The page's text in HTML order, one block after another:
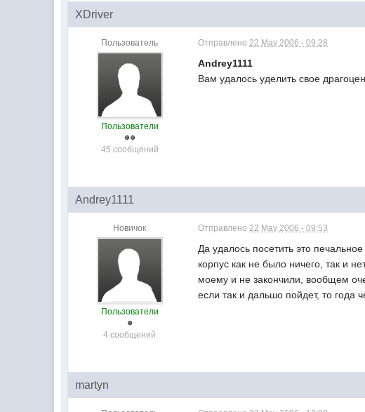
XDriver
Пользователь
Пользователи
45 сообщений
Отправлено22 May 2006 - 09:28
Andrey1111
Вам удалось уделить свое
Andrey1111
Новичок
Пользователи
4 сообщений
Отправлено22 May 2006 - 09:53
Да удалось посетить это
корпус как не было ничего, так и
моему и не закончили, вообщем
если так и дальшо пойдет, то года
martyn